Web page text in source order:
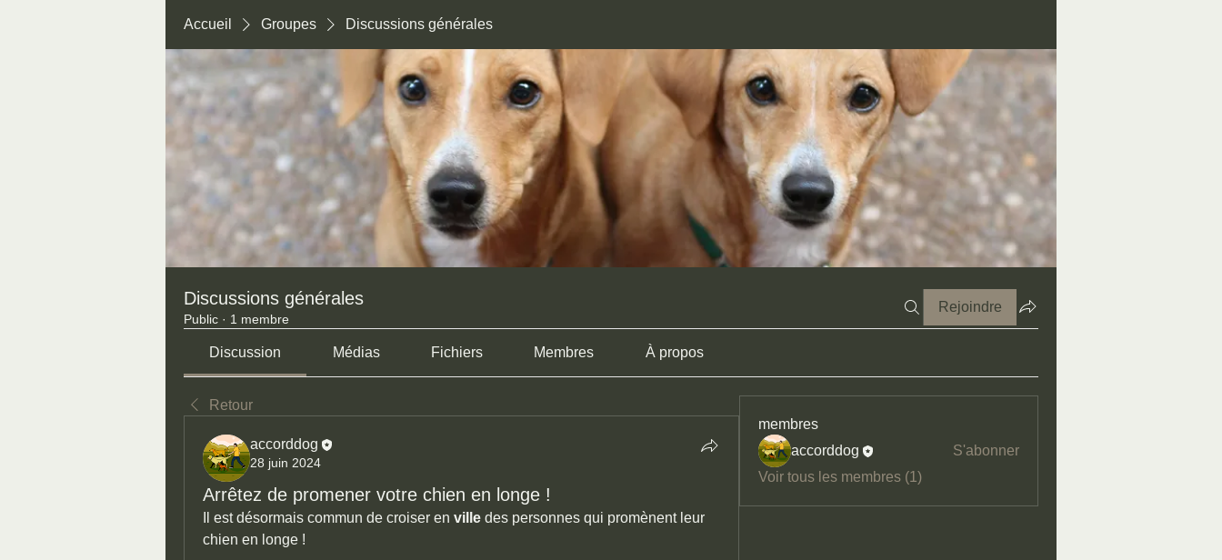
Accueil Groupes Discussions générales
Discussions générales
Public · 1 membre
Rejoindre
Discussion Médias Fichiers Membres À propos
Retour
accorddog
28 juin 2024
Arrêtez de promener votre chien en longe !
Il est désormais commun de croiser en ville des personnes qui promènent leur
chien en longe !
membres
accorddog
S'abonner
Voir tous les membres (1)